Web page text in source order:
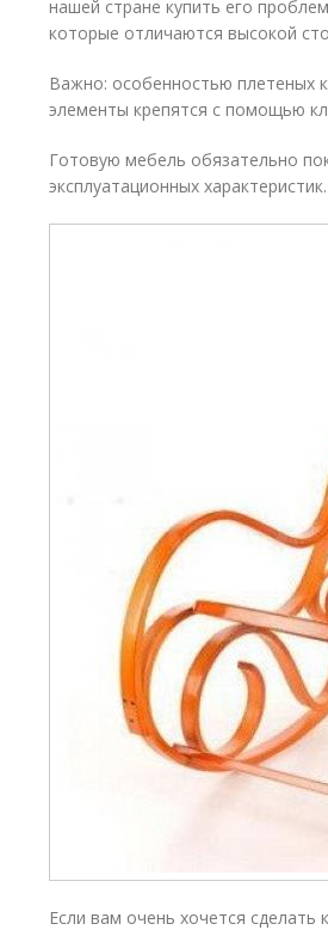
нашей стране купить его
которые отличаются высокой
Важно: особенностью плетеных
элементы крепятся с помощью
Готовую мебель обязательно
эксплуатационных характеристик.
Если вам очень хочется сделать